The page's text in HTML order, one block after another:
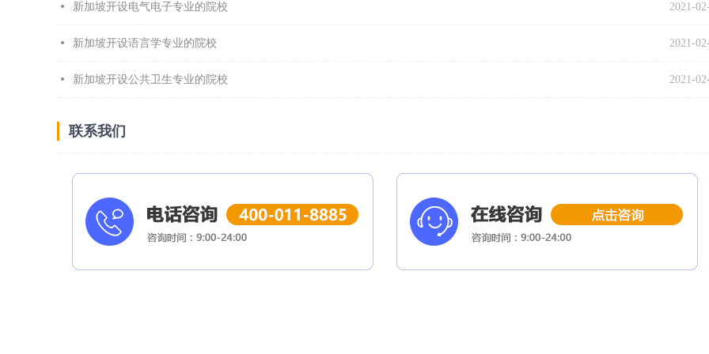
新加坡开设电气电子专业的院校 2021-
新加坡开设语言学专业的院校 2021-
新加坡开设公共卫生专业的院校 2021-
联系我们